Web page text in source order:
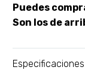
Puedes
Son los de
Especificaciones